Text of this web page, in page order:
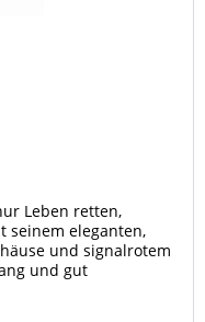
Leben retten,
seinem eleganten,
und signalrotem
und gut